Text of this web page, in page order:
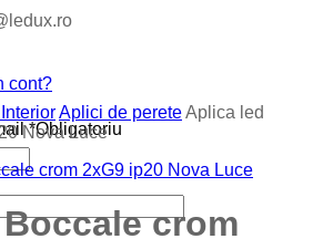
cont?
*Obligatoriu
InteriorAplici de pereteAplica led
Nova Luce
crom